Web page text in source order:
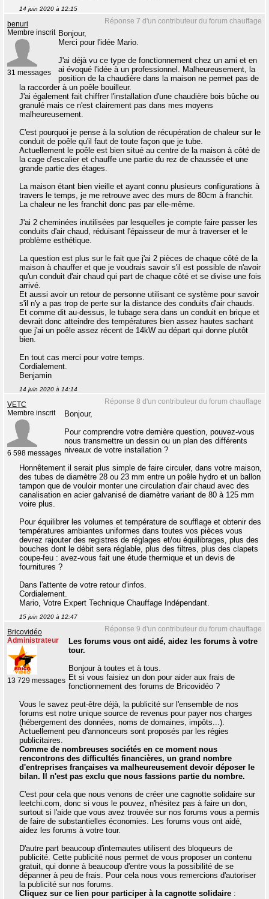
14 juin 2020 à 12:15
Réponse 7 d'un contributeur du forum chauffage
benuri
Membre inscrit
31 messages
Bonjour,
Merci pour l'idée Mario.
J'ai déjà vu ce type de fonctionnement chez un ami et en
ai évoqué l'idée à un professionnel. Malheureusement, la
position de la chaudière dans la maison ne permet pas de
la raccorder à un poêle bouilleur.
J'ai également fait chiffrer l'installation d'une chaudière bois bûche ou
granulé mais ce n'est clairement pas dans mes moyens
malheureusement.
C'est pourquoi je pense à la solution de récupération de chaleur sur le
conduit de poêle qu'il faut de toute façon que je tube.
Actuellement le poêle est bien situé au centre de la maison à côté de
la cage d'escalier et chauffe une partie du rez de chaussée et une
grande partie des étages.
La maison étant bien vieille et ayant connu plusieurs configurations à
travers le temps, je me retrouve avec des murs de 80cm à franchir.
La chaleur ne les franchit donc pas par elle-même.
J'ai 2 cheminées inutilisées par lesquelles je compte faire passer les
conduits d'air chaud, réduisant l'épaisseur de mur à traverser et le
problème esthétique.
La question est plus sur le fait que j'ai 2 pièces de chaque côté de la
maison à chauffer et que je voudrais savoir s'il est possible de n'avoir
qu'un conduit d'air chaud qui part de chaque côté et se divise une fois
arrivé.
Et aussi avoir un retour de personne utilisant ce système pour savoir
s'il n'y a pas trop de perte sur la distance des conduits d'air chauds.
Et comme dit au-dessus, le tubage sera dans un conduit en brique et
devrait donc atteindre des températures bien assez hautes sachant
que j'ai un poêle assez récent de 14kW au départ qui donne plutôt
bien.
En tout cas merci pour votre temps.
Cordialement.
Benjamin
14 juin 2020 à 14:14
Réponse 8 d'un contributeur du forum chauffage
VETC
Membre inscrit
6 598 messages
Bonjour,
Pour comprendre votre dernière question, pouvez-vous
nous transmettre un dessin ou un plan des différents
niveaux de votre installation ?
Honnêtement il serait plus simple de faire circuler, dans votre maison,
des tubes de diamètre 28 ou 23 mm entre un poêle hydro et un ballon
tampon que de vouloir monter une circulation d'air chaud avec des
canalisation en acier galvanisé de diamètre variant de 80 à 125 mm
voire plus.
Pour équilibrer les volumes et température de soufflage et obtenir des
températures ambiantes uniformes dans toutes vos pièces vous
devrez rajouter des registres de réglages et/ou équilibrages, plus des
bouches dont le débit sera réglable, plus des filtres, plus des clapets
coupe-feu : avez-vous fait une étude thermique et un devis de
fournitures ?
Dans l'attente de votre retour d'infos.
Cordialement.
Mario, Votre Expert Technique Chauffage Indépendant.
15 juin 2020 à 12:47
Réponse 9 d'un contributeur du forum chauffage
Bricovidéo
Administrateur
13 729 messages
Les forums vous ont aidé, aidez les forums à votre
tour.
Bonjour à toutes et à tous.
Et si vous faisiez un don pour aider aux frais de
fonctionnement des forums de Bricovidéo ?
Vous le savez peut-être déjà, la publicité sur l'ensemble de nos
forums est notre unique source de revenus pour payer nos charges
(hébergement des données, noms de domaines, impôts...).
Actuellement peu d'annonceurs sont proposés par les régies
publicitaires.
Comme de nombreuses sociétés en ce moment nous
rencontrons des difficultés financières, un grand nombre
d'entreprises françaises va malheureusement devoir déposer le
bilan. Il n'est pas exclu que nous fassions partie du nombre.
C'est pour cela que nous venons de créer une cagnotte solidaire sur
leetchi.com, donc si vous le pouvez, n'hésitez pas à faire un don,
surtout si l'aide que vous avez trouvée sur nos forums vous a permis
de faire de substantielles économies. Les forums vous ont aidé,
aidez les forums à votre tour.
D'autre part beaucoup d'internautes utilisent des bloqueurs de
publicité. Cette publicité nous permet de vous proposer un contenu
gratuit, qui donne à beaucoup d'entre vous la possibilité de se
dépanner à peu de frais. Pour cela nous vous remercions d'autoriser
la publicité sur nos forums.
Cliquez sur ce lien pour participer à la cagnotte solidaire :